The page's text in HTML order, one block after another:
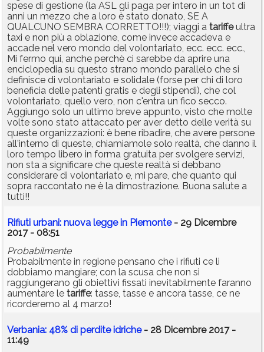
spese di gestione (la ASL gli paga per intero in un tot di
anni un mezzo che a loro è stato donato, SE A
QUALCUNO SEMBRA CORRETTO!!!); viaggi a tariffeultra
taxi e non più a oblazione, come invece accadeva e
accade nel vero mondo del volontariato, ecc. ecc. ecc.,
Mi fermo qui, anche perchè ci sarebbe da aprire una
enciclopedia su questo strano mondo parallelo che si
definisce di volontariato e solidale (forse per chi di loro
beneficia delle patenti gratis e degli stipendi), che col
volontariato, quello vero, non c'entra un fico secco.
Aggiungo solo un ultimo breve appunto, visto che molte
volte sono stato attaccato per aver detto delle verità su
queste organizzazioni: è bene ribadire, che avere persone
all'interno di queste, chiamiamole solo realtà, che danno il
loro tempo libero in forma gratuita per svolgere servizi,
non sta a significare che queste realtà si debbano
considerare di volontariato e, mi pare, che quanto qui
sopra raccontato ne è la dimostrazione. Buona salute a
tutti!!
Rifiuti urbani: nuova legge in Piemonte- 29 Dicembre
2017 - 08:51
Probabilmente
Probabilmente in regione pensano che i rifiuti ce li
dobbiamo mangiare; con la scusa che non si
raggiungerano gli obiettivi fissati inevitabilmente faranno
aumentare le tariffe: tasse, tasse e ancora tasse, ce ne
ricorderemo al 4 marzo!
Verbania: 48% di perdite idriche- 28 Dicembre 2017 -
11:49